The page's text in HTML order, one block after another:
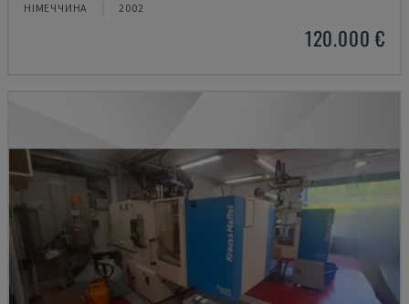
НІМЕЧЧИНА 2002
120.000 €